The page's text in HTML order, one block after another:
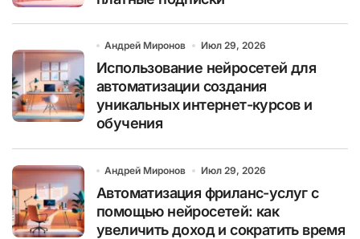
Андрей Миронов Июл 29, 2026
Использование нейросетей для
автоматизации создания
уникальных интернет-курсов и
обучения
Андрей Миронов Июл 29, 2026
Автоматизация фриланс-услуг с
помощью нейросетей: как
увеличить доход и сократить время